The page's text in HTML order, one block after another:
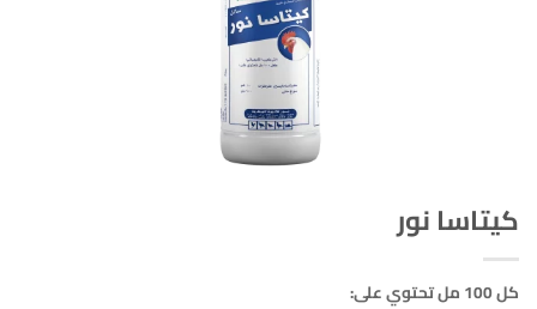
كيتاسا نور
كل 100 مل تحتوي على: